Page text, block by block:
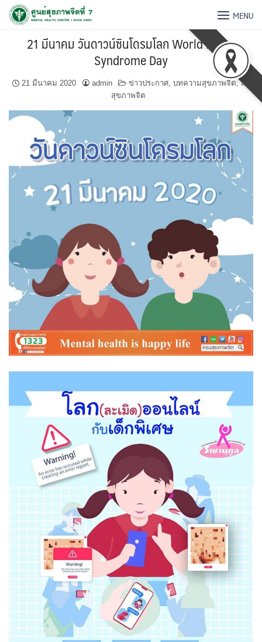
MENU
21 มีนาคม วันดาวน์ซินโดรมโลก World Down
Syndrome Day
21 มีนาคม 2020 admin ข่าวประกาศ, บทความสุขภาพจิต,สื่อ
สุขภาพจิต